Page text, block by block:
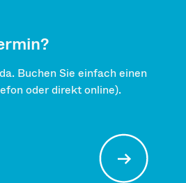
Buchen Sie einfach einen
oder direkt online).